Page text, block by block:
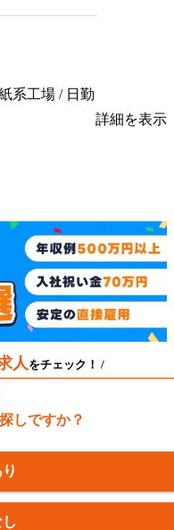
系工場 / 日勤
詳細を表示
人 をチェック！ /
しですか？